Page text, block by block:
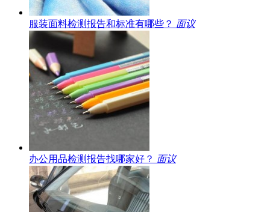
服装面料检测报告和标准有哪些？ 面议
办公用品检测报告找哪家好？ 面议